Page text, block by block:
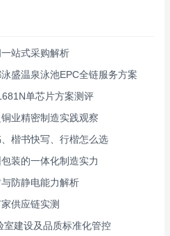
站式采购解析
盛温泉泳池EPC全链服务方案
单芯片方案测评
业精密制造实践观察
楷书快写、行楷怎么选
装的一体化制造实力
防静电能力解析
供应链实测
建设及品质标准化管控